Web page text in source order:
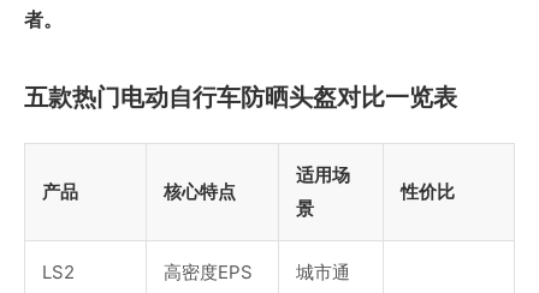
者。
五款热门电动自行车防晒头盔对比一览表
产品 核心特点
适用场
景
性价比
LS2
高密度EPS
城市通